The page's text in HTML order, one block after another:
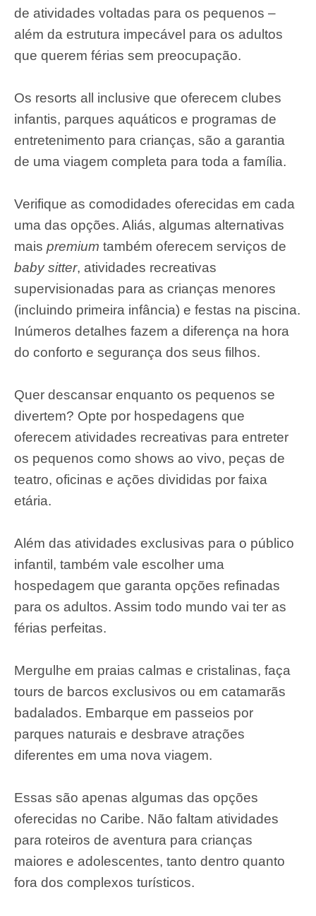
de atividades voltadas para os pequenos –
além da estrutura impecável para os adultos
que querem férias sem preocupação.
Os resorts all inclusive que oferecem clubes
infantis, parques aquáticos e programas de
entretenimento para crianças, são a garantia
de uma viagem completa para toda a família.
Verifique as comodidades oferecidas em cada
uma das opções. Aliás, algumas alternativas
mais premium também oferecem serviços de
baby sitter, atividades recreativas
supervisionadas para as crianças menores
(incluindo primeira infância) e festas na piscina.
Inúmeros detalhes fazem a diferença na hora
do conforto e segurança dos seus filhos.
Quer descansar enquanto os pequenos se
divertem? Opte por hospedagens que
oferecem atividades recreativas para entreter
os pequenos como shows ao vivo, peças de
teatro, oficinas e ações divididas por faixa
etária.
Além das atividades exclusivas para o público
infantil, também vale escolher uma
hospedagem que garanta opções refinadas
para os adultos. Assim todo mundo vai ter as
férias perfeitas.
Mergulhe em praias calmas e cristalinas, faça
tours de barcos exclusivos ou em catamarãs
badalados. Embarque em passeios por
parques naturais e desbrave atrações
diferentes em uma nova viagem.
Essas são apenas algumas das opções
oferecidas no Caribe. Não faltam atividades
para roteiros de aventura para crianças
maiores e adolescentes, tanto dentro quanto
fora dos complexos turísticos.